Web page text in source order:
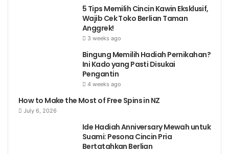
5 Tips Memilih Cincin Kawin Eksklusif,
Wajib Cek Toko Berlian Taman
Anggrek!
3 weeks ago
Bingung Memilih Hadiah Pernikahan?
Ini Kado yang Pasti Disukai
Pengantin
4 weeks ago
How to Make the Most of Free Spins in NZ
July 6, 2026
Ide Hadiah Anniversary Mewah untuk
Suami: Pesona Cincin Pria
Bertatahkan Berlian